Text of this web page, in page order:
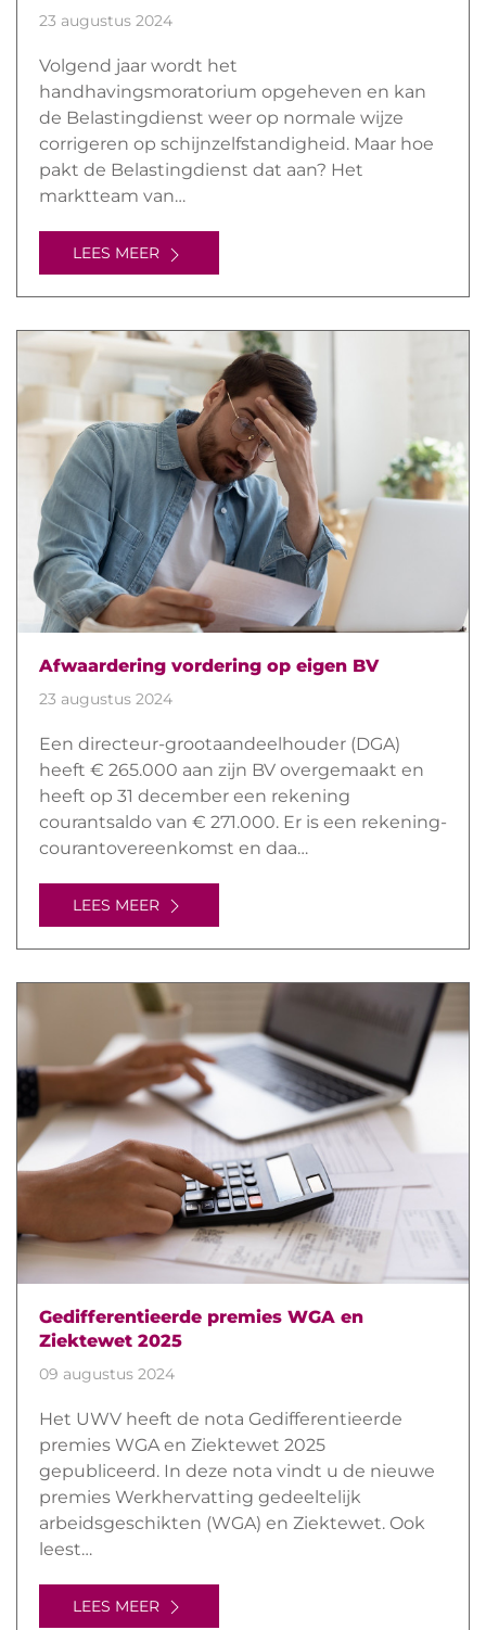
23 augustus 2024
Volgend jaar wordt het
handhavingsmoratorium opgeheven en kan
de Belastingdienst weer op normale wijze
corrigeren op schijnzelfstandigheid. Maar hoe
pakt de Belastingdienst dat aan? Het
marktteam van…
LEES MEER
Afwaardering vordering op eigen BV
23 augustus 2024
Een directeur-grootaandeelhouder (DGA)
heeft € 265.000 aan zijn BV overgemaakt en
heeft op 31 december een rekening
courantsaldo van € 271.000. Er is een rekening-
courantovereenkomst en daa…
LEES MEER
Gedifferentieerde premies WGA en
Ziektewet 2025
09 augustus 2024
Het UWV heeft de nota Gedifferentieerde
premies WGA en Ziektewet 2025
gepubliceerd. In deze nota vindt u de nieuwe
premies Werkhervatting gedeeltelijk
arbeidsgeschikten (WGA) en Ziektewet. Ook
leest…
LEES MEER